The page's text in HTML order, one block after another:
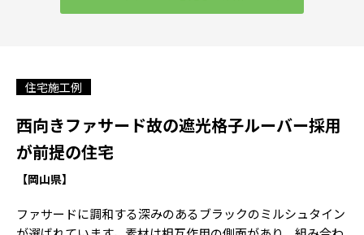
住宅施工例
西向きファサード故の遮光格子ルーバー採用
が前提の住宅
【岡山県】
ファサードに調和する深みのあるブラックのミルシュタイン